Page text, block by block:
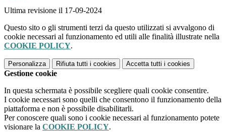
Ultima revisione il 17-09-2024
Questo sito o gli strumenti terzi da questo utilizzati si avvalgono di
cookie necessari al funzionamento ed utili alle finalità illustrate nella
COOKIE POLICY.
Personalizza Rifiuta tutti i cookies Accetta tutti i cookies
Gestione cookie
In questa schermata è possibile scegliere quali cookie consentire.
I cookie necessari sono quelli che consentono il funzionamento della
piattaforma e non è possibile disabilitarli.
Per conoscere quali sono i cookie necessari al funzionamento potete
visionare la COOKIE POLICY.